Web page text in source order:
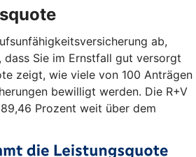
ab,
Sie im Ernstfall gut versorgt
zeigt, wie viele von 100 Anträgen
bewilligt werden. Die R+V
Prozent weit über dem